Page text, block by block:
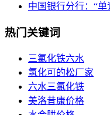
中国银行分行：“
热门关键词
三氯化铁六水
氢化可的松厂家
六水三氯化铁
美洛昔康价格